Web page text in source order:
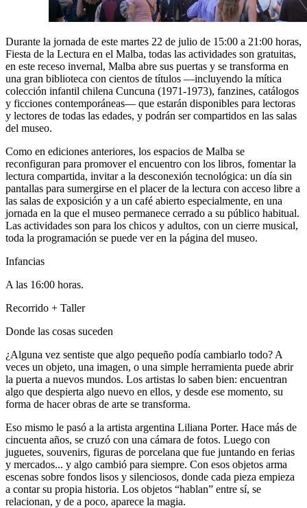
Durante la jornada de este martes 22 de julio de 15:00 a 21:00 horas,
Fiesta de la Lectura en el Malba, todas las actividades son gratuitas,
en este receso invernal, Malba abre sus puertas y se transforma en
una gran biblioteca con cientos de títulos —incluyendo la mítica
colección infantil chilena Cuncuna (1971-1973), fanzines, catálogos
y ficciones contemporáneas— que estarán disponibles para lectoras
y lectores de todas las edades, y podrán ser compartidos en las salas
del museo.
Como en ediciones anteriores, los espacios de Malba se
reconfiguran para promover el encuentro con los libros, fomentar la
lectura compartida, invitar a la desconexión tecnológica: un día sin
pantallas para sumergirse en el placer de la lectura con acceso libre a
las salas de exposición y a un café abierto especialmente, en una
jornada en la que el museo permanece cerrado a su público habitual.
Las actividades son para los chicos y adultos, con un cierre musical,
toda la programación se puede ver en la página del museo.
Infancias
A las 16:00 horas.
Recorrido + Taller
Donde las cosas suceden
¿Alguna vez sentiste que algo pequeño podía cambiarlo todo? A
veces un objeto, una imagen, o una simple herramienta puede abrir
la puerta a nuevos mundos. Los artistas lo saben bien: encuentran
algo que despierta algo nuevo en ellos, y desde ese momento, su
forma de hacer obras de arte se transforma.
Eso mismo le pasó a la artista argentina Liliana Porter. Hace más de
cincuenta años, se cruzó con una cámara de fotos. Luego con
juguetes, souvenirs, figuras de porcelana que fue juntando en ferias
y mercados... y algo cambió para siempre. Con esos objetos arma
escenas sobre fondos lisos y silenciosos, donde cada pieza empieza
a contar su propia historia. Los objetos “hablan” entre sí, se
relacionan, y de a poco, aparece la magia.